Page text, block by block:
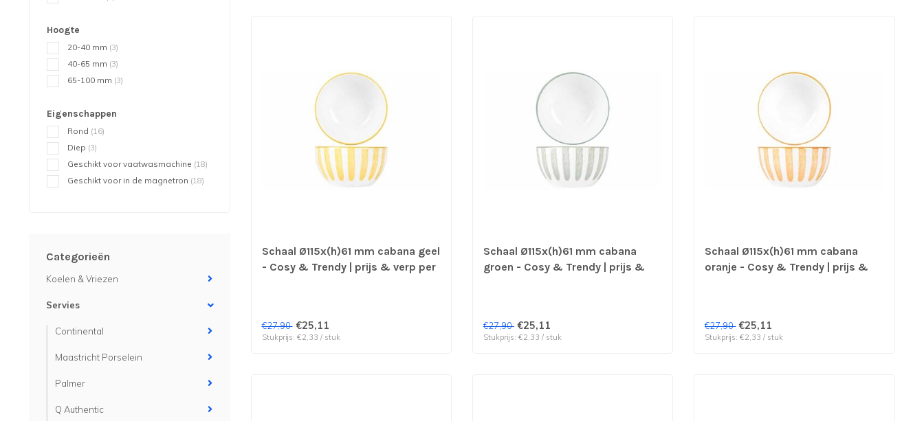
Hoogte
20-40 mm (3)
40-65 mm (3)
65-100 mm (3)
Eigenschappen
Rond (16)
Diep (3)
Geschikt voor vaatwasmachine (18)
Geschikt voor in de magnetron (18)
Categorieën
Koelen & Vriezen
Servies
Continental
Maastricht Porselein
Palmer
Q Authentic
Schaal Ø115x(h)61 mm cabana geel
- Cosy & Trendy | prijs & verp per
€27,90 €25,11
Stukprijs: €2,33 / stuk
Schaal Ø115x(h)61 mm cabana
groen - Cosy & Trendy | prijs &
€27,90 €25,11
Stukprijs: €2,33 / stuk
Schaal Ø115x(h)61 mm cabana
oranje - Cosy & Trendy | prijs &
€27,90 €25,11
Stukprijs: €2,33 / stuk